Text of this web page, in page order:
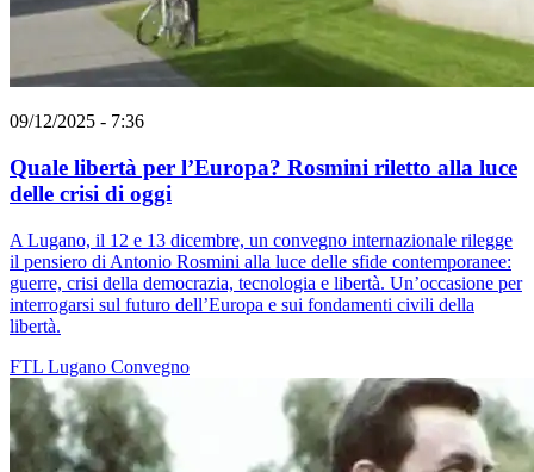
09/12/2025 - 7:36
Quale libertà per l’Europa? Rosmini riletto alla luce
delle crisi di oggi
A Lugano, il 12 e 13 dicembre, un convegno internazionale rilegge
il pensiero di Antonio Rosmini alla luce delle sfide contemporanee:
guerre, crisi della democrazia, tecnologia e libertà. Un’occasione per
interrogarsi sul futuro dell’Europa e sui fondamenti civili della
libertà.
FTL Lugano Convegno